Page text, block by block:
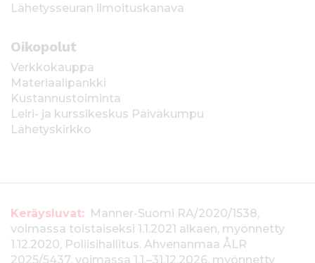
Lähetysseuran ilmoituskanava
Oikopolut
Verkkokauppa
Materiaalipankki
Kustannustoiminta
Leiri- ja kurssikeskus Päiväkumpu
Lähetyskirkko
T
i
Keräysluvat: Manner-Suomi RA/2020/1538,
voimassa toistaiseksi 1.1.2021 alkaen, myönnetty
1.12.2020, Poliisihallitus. Ahvenanmaa ÅLR
2025/5437, voimassa 1.1.–31.12.2026, myönnetty